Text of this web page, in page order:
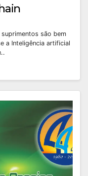
são bem
a Inteligência artificial